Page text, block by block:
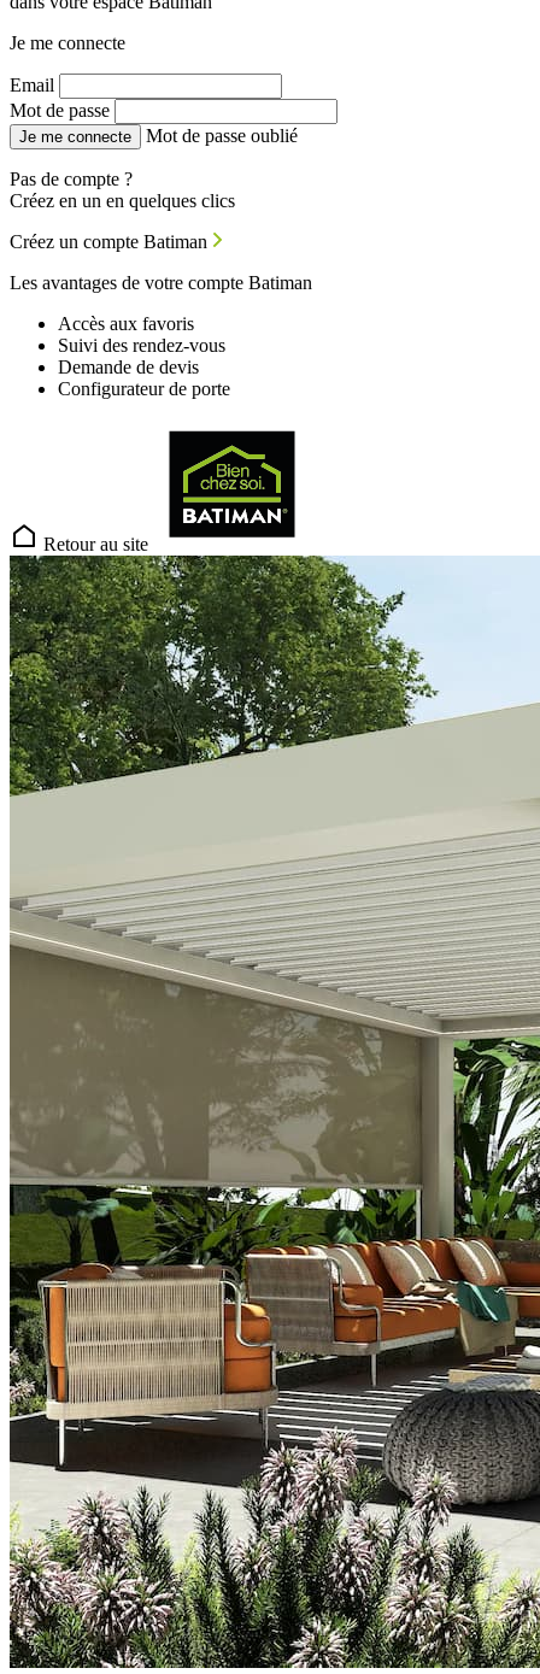
Je me connecte
Email
Mot de passe
Je me connecte Mot de passe oublié
Pas de compte ?
Créez en un en quelques clics
Créez un compte Batiman
Les avantages de votre compte Batiman
Accès aux favoris
Suivi des rendez-vous
Demande de devis
Configurateur de porte
Retour au site